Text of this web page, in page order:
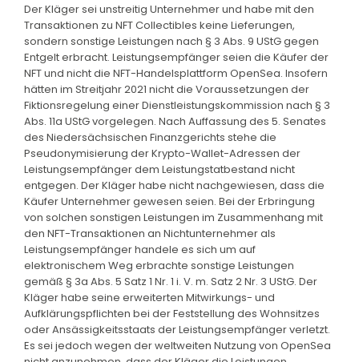
Der Kläger sei unstreitig Unternehmer und habe mit den
Transaktionen zu NFT Collectibles keine Lieferungen,
sondern sonstige Leistungen nach § 3 Abs. 9 UStG gegen
Entgelt erbracht. Leistungsempfänger seien die Käufer der
NFT und nicht die NFT-Handelsplattform OpenSea. Insofern
hätten im Streitjahr 2021 nicht die Voraussetzungen der
Fiktionsregelung einer Dienstleistungskommission nach § 3
Abs. 11a UStG vorgelegen. Nach Auffassung des 5. Senates
des Niedersächsischen Finanzgerichts stehe die
Pseudonymisierung der Krypto-Wallet-Adressen der
Leistungsempfänger dem Leistungstatbestand nicht
entgegen. Der Kläger habe nicht nachgewiesen, dass die
Käufer Unternehmer gewesen seien. Bei der Erbringung
von solchen sonstigen Leistungen im Zusammenhang mit
den NFT-Transaktionen an Nichtunternehmer als
Leistungsempfänger handele es sich um auf
elektronischem Weg erbrachte sonstige Leistungen
gemäß § 3a Abs. 5 Satz 1 Nr. 1 i. V. m. Satz 2 Nr. 3 UStG. Der
Kläger habe seine erweiterten Mitwirkungs- und
Aufklärungspflichten bei der Feststellung des Wohnsitzes
oder Ansässigkeitsstaats der Leistungsempfänger verletzt.
Es sei jedoch wegen der weltweiten Nutzung von OpenSea